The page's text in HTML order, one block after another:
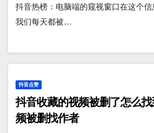
抖音热榜：电脑端的窥视窗口在这个信
我们每天都被…
抖音点赞
抖音收藏的视频被删了怎么
频被删找作者